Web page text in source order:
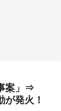
案」⇒
が発火！